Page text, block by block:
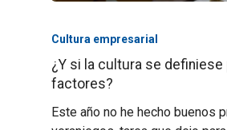
Cultura empresarial
¿Y si la cultura se
factores?
Este año no he hecho buenos